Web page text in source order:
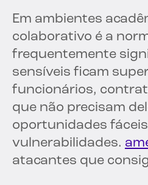
Em ambientes
colaborativo é a
frequentemente
sensíveis ficam
funcionários,
que não precisam
oportunidades
vulnerabilidades.
atacantes que